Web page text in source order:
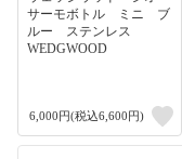
サーモボトル ミニ ブ
ルー ステンレス
WEDGWOOD
6,000円(税込6,600円)